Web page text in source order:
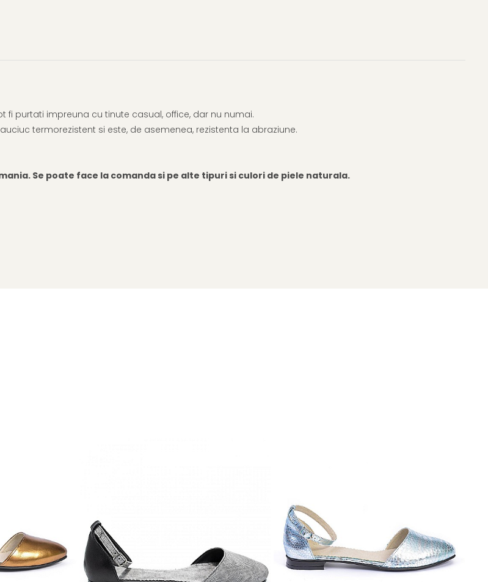
fi purtati impreuna cu tinute casual, office, dar nu numai.
termorezistent si este, de asemenea, rezistenta la abraziune.
Se poate face la comanda si pe alte tipuri si culori de piele naturala.